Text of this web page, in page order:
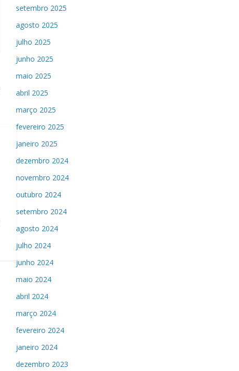
setembro 2025
agosto 2025
julho 2025
junho 2025
maio 2025
abril 2025
março 2025
fevereiro 2025
janeiro 2025
dezembro 2024
novembro 2024
outubro 2024
setembro 2024
agosto 2024
julho 2024
junho 2024
maio 2024
abril 2024
março 2024
fevereiro 2024
janeiro 2024
dezembro 2023